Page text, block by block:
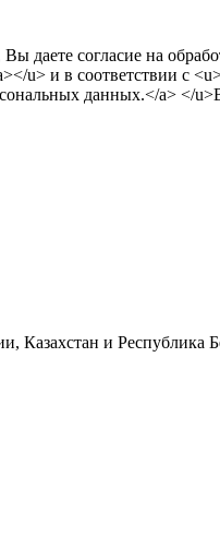
даете согласие на
u> и в соответствии с
данных.</a> </
Казахстан и Республика